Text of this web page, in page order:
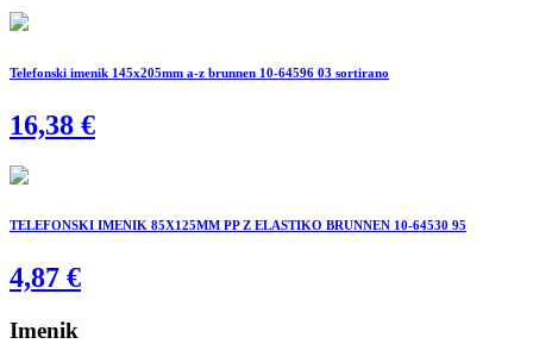
Telefonski imenik 145x205mm a-z brunnen 10-64596 03 sortirano
16,38 €
TELEFONSKI IMENIK 85X125MM PP Z ELASTIKO BRUNNEN 10-64530 95
4,87 €
Imenik